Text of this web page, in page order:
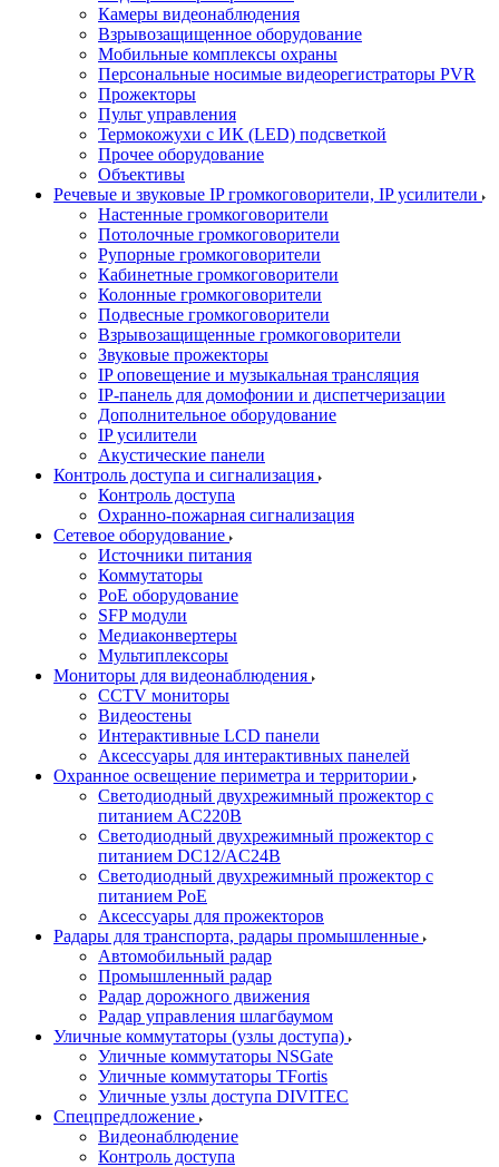
Камеры видеонаблюдения
Взрывозащищенное оборудование
Мобильные комплексы охраны
Персональные носимые видеорегистраторы PVR
Прожекторы
Пульт управления
Термокожухи с ИК (LED) подсветкой
Прочее оборудование
Объективы
Речевые и звуковые IP громкоговорители, IP усилители
Настенные громкоговорители
Потолочные громкоговорители
Рупорные громкоговорители
Кабинетные громкоговорители
Колонные громкоговорители
Подвесные громкоговорители
Взрывозащищенные громкоговорители
Звуковые прожекторы
IP оповещение и музыкальная трансляция
IP-панель для домофонии и диспетчеризации
Дополнительное оборудование
IP усилители
Акустические панели
Контроль доступа и сигнализация
Контроль доступа
Охранно-пожарная сигнализация
Сетевое оборудование
Источники питания
Коммутаторы
PoE оборудование
SFP модули
Медиаконвертеры
Мультиплексоры
Мониторы для видеонаблюдения
CCTV мониторы
Видеостены
Интерактивные LCD панели
Аксессуары для интерактивных панелей
Охранное освещение периметра и территории
Светодиодный двухрежимный прожектор с
питанием AC220В
Светодиодный двухрежимный прожектор с
питанием DC12/AC24В
Светодиодный двухрежимный прожектор с
питанием PoE
Аксессуары для прожекторов
Радары для транспорта, радары промышленные
Автомобильный радар
Промышленный радар
Радар дорожного движения
Радар управления шлагбаумом
Уличные коммутаторы (узлы доступа)
Уличные коммутаторы NSGate
Уличные коммутаторы TFortis
Уличные узлы доступа DIVITEC
Спецпредложение
Видеонаблюдение
Контроль доступа